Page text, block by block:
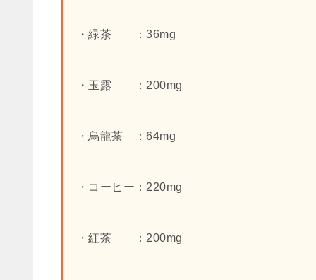
・緑茶 ：36mg
・玉露 ：200mg
・烏龍茶 ：64mg
・コーヒー：220mg
・紅茶 ：200mg